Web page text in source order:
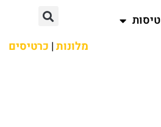
טיסות
מלונות| כרטיסים